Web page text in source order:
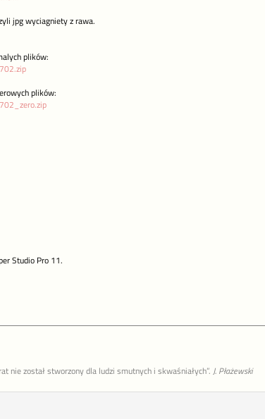
jpg wyciagniety z rawa.
plików:
plików:
Studio Pro 11.
nie został stworzony dla ludzi smutnych i skwaśniałych”. J. Płażewski